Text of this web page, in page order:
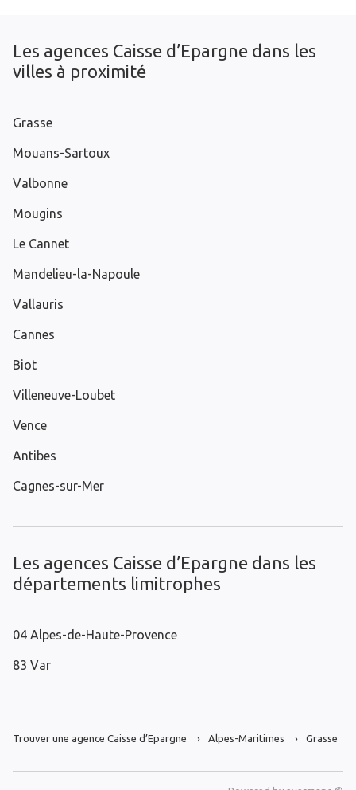
Les agences Caisse d’Epargne dans les
villes à proximité
Grasse
Mouans-Sartoux
Valbonne
Mougins
Le Cannet
Mandelieu-la-Napoule
Vallauris
Cannes
Biot
Villeneuve-Loubet
Vence
Antibes
Cagnes-sur-Mer
Les agences Caisse d’Epargne dans les
départements limitrophes
04 Alpes-de-Haute-Provence
83 Var
Trouver une agence Caisse d’Epargne Alpes-Maritimes Grasse